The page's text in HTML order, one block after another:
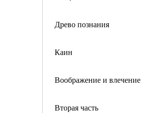
Древо познания
Каин
Воображение и влечение
Вторая часть